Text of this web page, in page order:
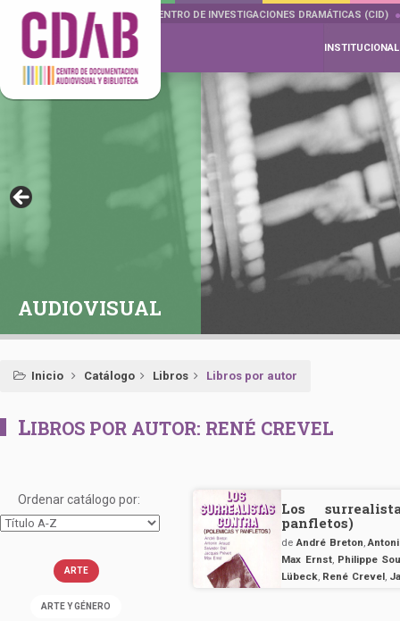
DOCUMENTA DRAMÁTICAS CENTRO DE INVESTIGACIONES DRAMÁTICAS (CID)
INSTITUCIONAL
AUDIOVISUAL
Inicio Catálogo Libros Libros por autor
LIBROS POR AUTOR: RENÉ CREVEL
Ordenar catálogo por:
ARTE
ARTE Y GÉNERO
Los
panfletos)
deAndré Breton,
Max Ernst, Philippe
Lübeck, René Crevel,